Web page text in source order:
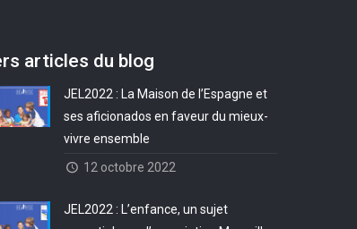
articles du blog
JEL2022 : La Maison de l’Espagne et
ses aficionados en faveur du mieux-
vivre ensemble
12 octobre 2022
JEL2022 : L’enfance, un sujet